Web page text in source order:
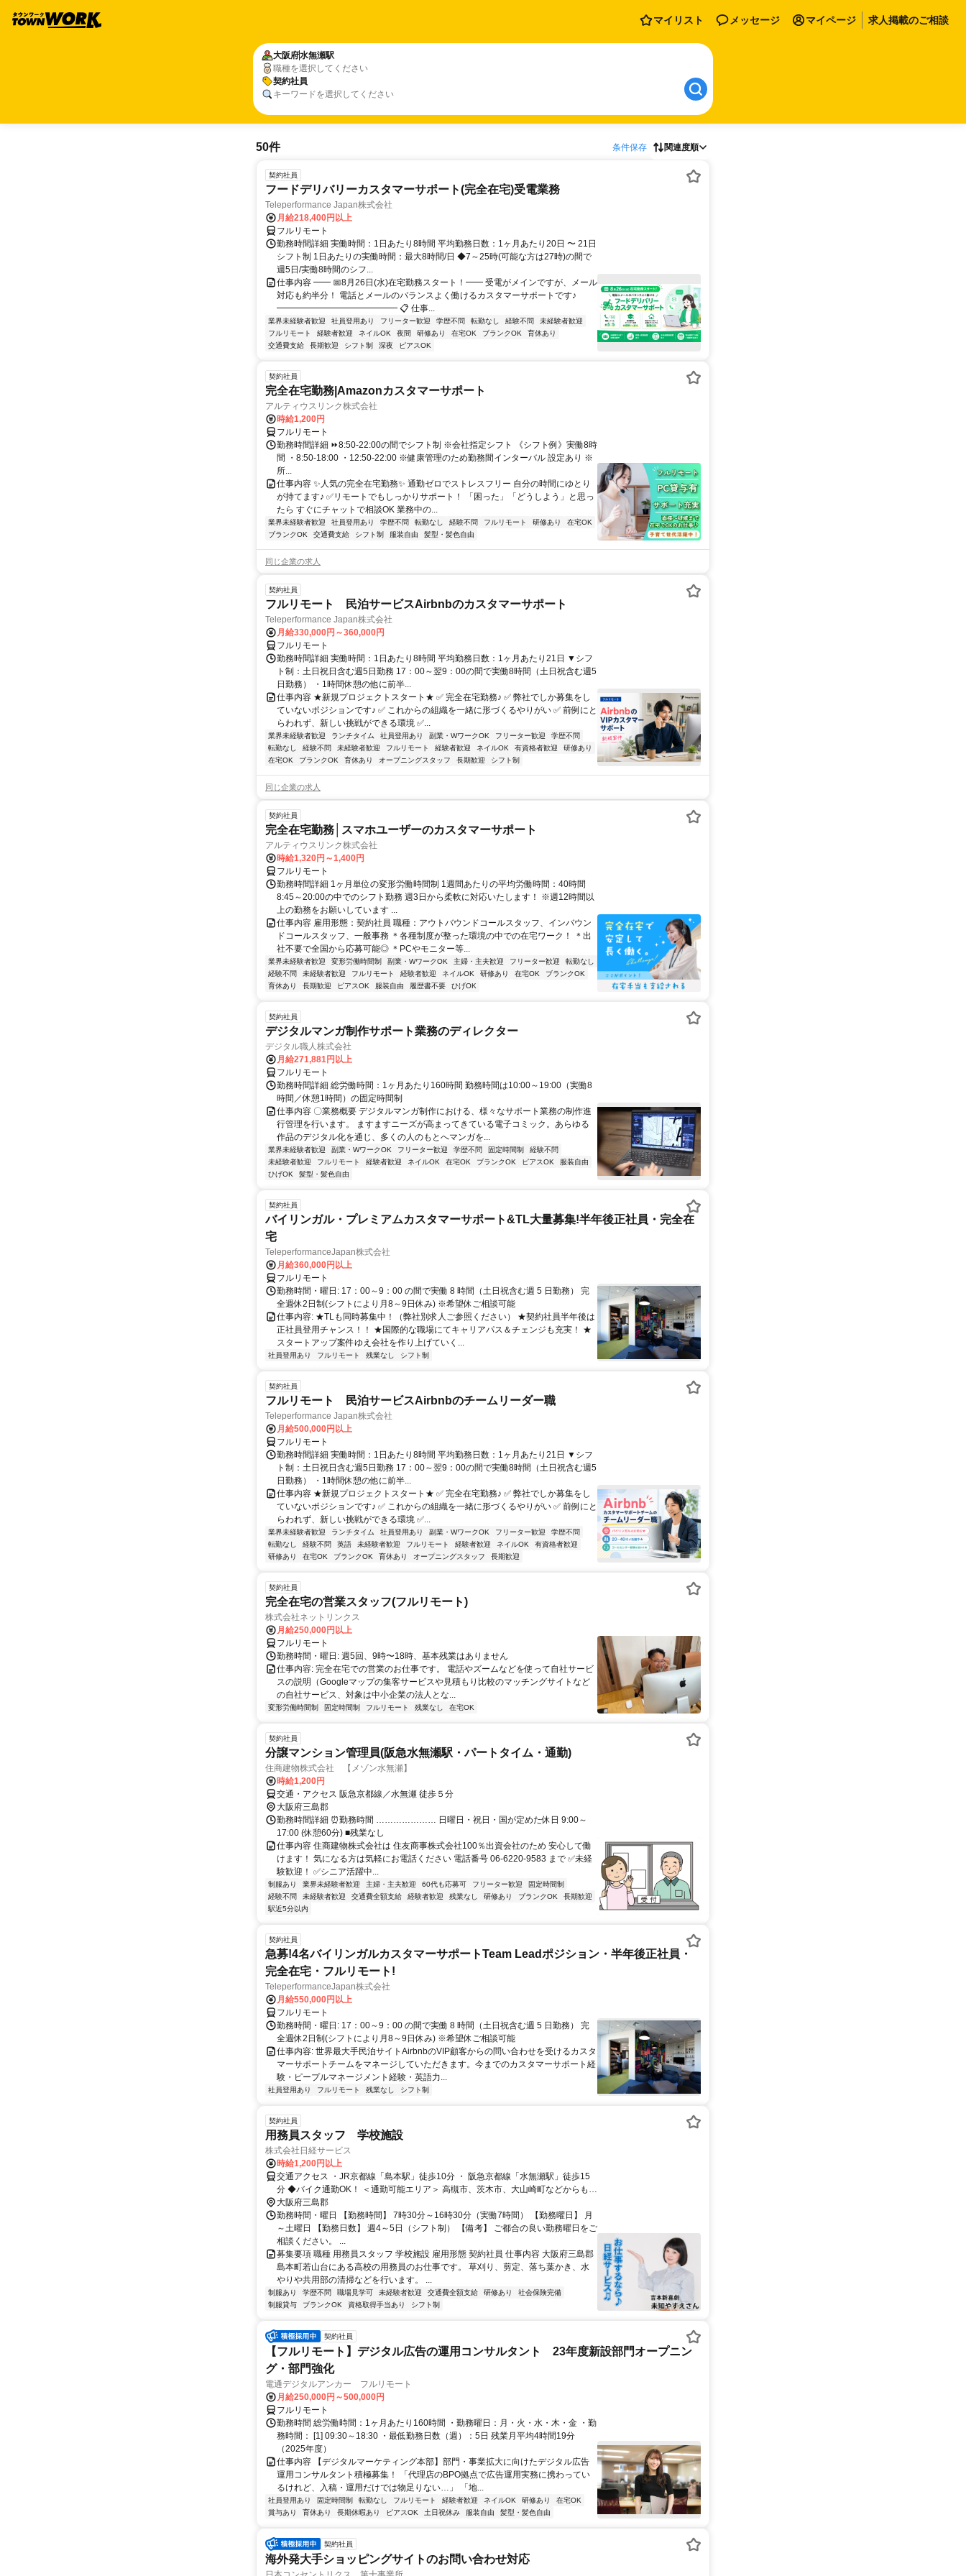
マイリスト メッセージ マイページ 求人掲載のご相談
大阪府水無瀬駅
職種を選択してください
契約社員
キーワードを選択してください
50件 条件保存 関連度順
契約社員
フードデリバリーカスタマーサポート(完全在宅)受電業務
Teleperformance Japan株式会社
月給218,400円以上
フルリモート
勤務時間詳細 実働時間：1日あたり8時間 平均勤務日数：1ヶ月あたり20日 〜 21日
シフト制 1日あたりの実働時間：最大8時間/日 ◆7～25時(可能な方は27時)の間で
週5日/実働8時間のシフ...
仕事内容 ━━ 📅8月26日(水)在宅勤務スタート！━━ 受電がメインですが、メール
対応も約半分！ 電話とメールのバランスよく働けるカスタマーサポートです♪
━━━━━━━━━━━━━━ 📋 仕事...
業界未経験者歓迎 社員登用あり フリーター歓迎 学歴不問 転勤なし 経験不問
未経験者歓迎
フルリモート
経験者歓迎 ネイルOK 夜間 研修あり 在宅OK ブランクOK
育休あり
交通費支給
長期歓迎 シフト制 深夜 ピアスOK
契約社員
完全在宅勤務|Amazonカスタマーサポート
アルティウスリンク株式会社
時給1,200円
フルリモート
勤務時間詳細 ⏩8:50-22:00の間でシフト制 ※会社指定シフト 《シフト例》実働8時
間 ・8:50-18:00 ・12:50-22:00 ※健康管理のため勤務間インターバル 設定あり ※
所...
仕事内容 ✨人気の完全在宅勤務✨ 通勤ゼロでストレスフリー 自分の時間にゆとり
が持てます♪ ✅リモートでもしっかりサポート！ 「困った」「どうしよう」と思っ
たら すぐにチャットで相談OK 業務中の...
業界未経験者歓迎 社員登用あり 学歴不問 転勤なし 経験不問 フルリモート 研修あり
在宅OK
ブランクOK
交通費支給 シフト制 服装自由 髪型・髪色自由
同じ企業の求人
契約社員
フルリモート 民泊サービスAirbnbのカスタマーサポート
Teleperformance Japan株式会社
月給330,000円～360,000円
フルリモート
勤務時間詳細 実働時間：1日あたり8時間 平均勤務日数：1ヶ月あたり21日 ▼シフ
ト制：土日祝日含む週5日勤務 17：00～翌9：00の間で実働8時間（土日祝含む週5
日勤務） ・1時間休憩の他に前半...
仕事内容 ★新規プロジェクトスタート★ ✅ 完全在宅勤務♪ ✅ 弊社でしか募集をし
ていないポジションです♪ ✅ これからの組織を一緒に形づくるやりがい ✅ 前例にと
らわれず、新しい挑戦ができる環境 ✅...
業界未経験者歓迎 ランチタイム 社員登用あり 副業・WワークOK フリーター歓迎
学歴不問
転勤なし
経験不問 未経験者歓迎 フルリモート 経験者歓迎 ネイルOK 有資格者歓迎
研修あり
在宅OK
ブランクOK 育休あり オープニングスタッフ 長期歓迎 シフト制
同じ企業の求人
契約社員
完全在宅勤務│スマホユーザーのカスタマーサポート
アルティウスリンク株式会社
時給1,320円～1,400円
フルリモート
勤務時間詳細 1ヶ月単位の変形労働時間制 1週間あたりの平均労働時間：40時間
8:45～20:00の中でのシフト勤務 週3日から柔軟に対応いたします！ ※週12時間以
上の勤務をお願いしています ...
仕事内容 雇用形態：契約社員 職種：アウトバウンドコールスタッフ、インバウン
ドコールスタッフ、一般事務 ＊各種制度が整った環境の中での在宅ワーク！ ＊出
社不要で全国から応募可能◎ ＊PCやモニター等...
業界未経験者歓迎 変形労働時間制 副業・WワークOK 主婦・主夫歓迎 フリーター歓迎
転勤なし
経験不問
未経験者歓迎 フルリモート 経験者歓迎 ネイルOK 研修あり 在宅OK
ブランクOK
育休あり
長期歓迎 ピアスOK 服装自由 履歴書不要 ひげOK
契約社員
デジタルマンガ制作サポート業務のディレクター
デジタル職人株式会社
月給271,881円以上
フルリモート
勤務時間詳細 総労働時間：1ヶ月あたり160時間 勤務時間は10:00～19:00（実働8
時間／休憩1時間）の固定時間制
仕事内容 〇業務概要 デジタルマンガ制作における、様々なサポート業務の制作進
行管理を行います。 ますますニーズが高まってきている電子コミック。あらゆる
作品のデジタル化を通じ、多くの人のもとへマンガを...
業界未経験者歓迎 副業・WワークOK フリーター歓迎 学歴不問 固定時間制
経験不問
未経験者歓迎
フルリモート 経験者歓迎 ネイルOK 在宅OK ブランクOK ピアスOK
服装自由
ひげOK
髪型・髪色自由
契約社員
バイリンガル・プレミアムカスタマーサポート&TL大量募集!半年後正社員・完全在
宅
TeleperformanceJapan株式会社
月給360,000円以上
フルリモート
勤務時間・曜日: 17：00～9：00 の間で実働 8 時間（土日祝含む週 5 日勤務） 完
全週休2日制(シフトにより月8～9日休み) ※希望休ご相談可能
仕事内容: ★TLも同時募集中！（弊社別求人ご参照ください） ★契約社員半年後は
正社員登用チャンス！！ ★国際的な職場にてキャリアパス＆チェンジも充実！ ★
スタートアップ案件ゆえ会社を作り上げていく...
社員登用あり フルリモート 残業なし シフト制
契約社員
フルリモート 民泊サービスAirbnbのチームリーダー職
Teleperformance Japan株式会社
月給500,000円以上
フルリモート
勤務時間詳細 実働時間：1日あたり8時間 平均勤務日数：1ヶ月あたり21日 ▼シフ
ト制：土日祝日含む週5日勤務 17：00～翌9：00の間で実働8時間（土日祝含む週5
日勤務） ・1時間休憩の他に前半...
仕事内容 ★新規プロジェクトスタート★ ✅ 完全在宅勤務♪ ✅ 弊社でしか募集をし
ていないポジションです♪ ✅ これからの組織を一緒に形づくるやりがい ✅ 前例にと
らわれず、新しい挑戦ができる環境 ✅...
業界未経験者歓迎 ランチタイム 社員登用あり 副業・WワークOK フリーター歓迎
学歴不問
転勤なし
経験不問 英語 未経験者歓迎 フルリモート 経験者歓迎 ネイルOK
有資格者歓迎
研修あり
在宅OK ブランクOK 育休あり オープニングスタッフ 長期歓迎
契約社員
完全在宅の営業スタッフ(フルリモート)
株式会社ネットリンクス
月給250,000円以上
フルリモート
勤務時間・曜日: 週5回、9時〜18時、基本残業はありません
仕事内容: 完全在宅での営業のお仕事です。 電話やズームなどを使って自社サービ
スの説明（Googleマップの集客サービスや見積もり比較のマッチングサイトなど
の自社サービス、対象は中小企業の法人とな...
変形労働時間制 固定時間制 フルリモート 残業なし 在宅OK
契約社員
分譲マンション管理員(阪急水無瀬駅・パートタイム・通勤)
住商建物株式会社 【メゾン水無瀬】
時給1,200円
交通・アクセス 阪急京都線／水無瀬 徒歩５分
大阪府三島郡
勤務時間詳細 ⏰勤務時間 ………………… 日曜日・祝日・国が定めた休日 9:00～
17:00 (休憩60分) ■残業なし
仕事内容 住商建物株式会社は 住友商事株式会社100％出資会社のため 安心して働
けます！ 気になる方は気軽にお電話ください 電話番号 06-6220-9583 まで ✅未経
験歓迎！ ✅シニア活躍中...
制服あり 業界未経験者歓迎 主婦・主夫歓迎 60代も応募可 フリーター歓迎
固定時間制
経験不問
未経験者歓迎 交通費全額支給 経験者歓迎 残業なし 研修あり ブランクOK
長期歓迎
駅近5分以内
契約社員
急募!4名バイリンガルカスタマーサポートTeam Leadポジション・半年後正社員・
完全在宅・フルリモート!
TeleperformanceJapan株式会社
月給550,000円以上
フルリモート
勤務時間・曜日: 17：00～9：00 の間で実働 8 時間（土日祝含む週 5 日勤務） 完
全週休2日制(シフトにより月8～9日休み) ※希望休ご相談可能
仕事内容: 世界最大手民泊サイトAirbnbのVIP顧客からの問い合わせを受けるカスタ
マーサポートチームをマネージしていただきます。今までのカスタマーサポート経
験・ピープルマネージメント経験・英語力...
社員登用あり フルリモート 残業なし シフト制
契約社員
用務員スタッフ 学校施設
株式会社日経サービス
時給1,200円以上
交通アクセス ・JR京都線「島本駅」徒歩10分 ・ 阪急京都線「水無瀬駅」徒歩15
分 ◆バイク通勤OK！ ＜通勤可能エリア＞ 高槻市、茨木市、大山崎町などからも通
勤可能です。 もちろん上記市以外からでもOK！
大阪府三島郡
勤務時間・曜日 【勤務時間】 7時30分～16時30分（実働7時間） 【勤務曜日】 月
～土曜日 【勤務日数】 週4～5日（シフト制） 【備考】 ご都合の良い勤務曜日をご
相談ください。 ...
募集要項 職種 用務員スタッフ 学校施設 雇用形態 契約社員 仕事内容 大阪府三島郡
島本町若山台にある高校の用務員のお仕事です。 草刈り、剪定、落ち葉かき、水
やりや共用部の清掃などを行います。 ...
制服あり 学歴不問 職場見学可 未経験者歓迎 交通費全額支給 研修あり
社会保険完備
制服貸与
ブランクOK 資格取得手当あり シフト制
契約社員
【フルリモート】デジタル広告の運用コンサルタント 23年度新設部門オープニン
グ・部門強化
電通デジタルアンカー フルリモート
月給250,000円～500,000円
フルリモート
勤務時間 総労働時間：1ヶ月あたり160時間 ・勤務曜日：月・火・水・木・金 ・勤
務時間： [1] 09:30～18:30 ・最低勤務日数（週）：5日 残業月平均4時間19分
（2025年度）
仕事内容 【デジタルマーケティング本部】部門・事業拡大に向けたデジタル広告
運用コンサルタント積極募集！ 「代理店のBPO拠点で広告運用実務に携わってい
るけれど、入稿・運用だけでは物足りない…」 「地...
社員登用あり 固定時間制 転勤なし フルリモート 経験者歓迎 ネイルOK 研修あり
在宅OK
賞与あり
育休あり 長期休暇あり ピアスOK 土日祝休み 服装自由 髪型・髪色自由
契約社員
海外発大手ショッピングサイトのお問い合わせ対応